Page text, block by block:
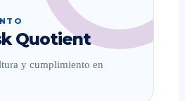
Quotient
y cumplimiento en